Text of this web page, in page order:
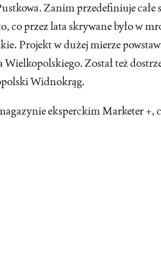
Zanim przedefiniuje
co przez lata skrywane było w
Projekt w dużej mierze
Wielkopolskiego. Został też
Widnokrąg.
eksperckim Marketer